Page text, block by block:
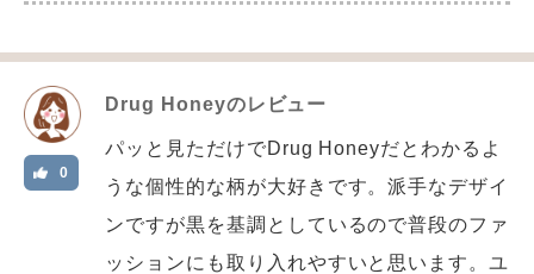
Drug Honeyのレビュー
0
パッと見ただけでDrug Honeyだとわかるよ
うな個性的な柄が大好きです。派手なデザイ
ンですが黒を基調としているので普段のファ
ッションにも取り入れやすいと思います。ユ